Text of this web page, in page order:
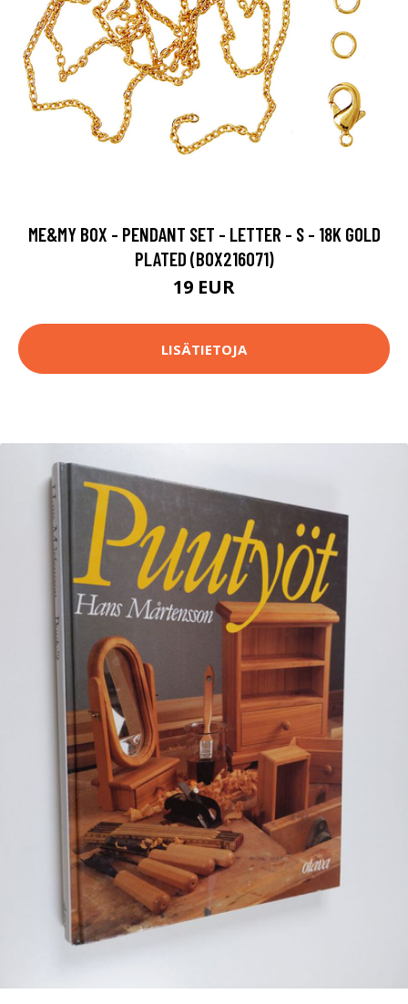
ME&MY BOX - PENDANT SET - LETTER - S - 18K GOLD
PLATED (BOX216071)
19 EUR
LISÄTIETOJA